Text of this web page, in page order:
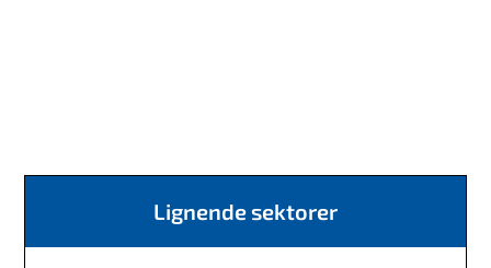
Lignende sektorer